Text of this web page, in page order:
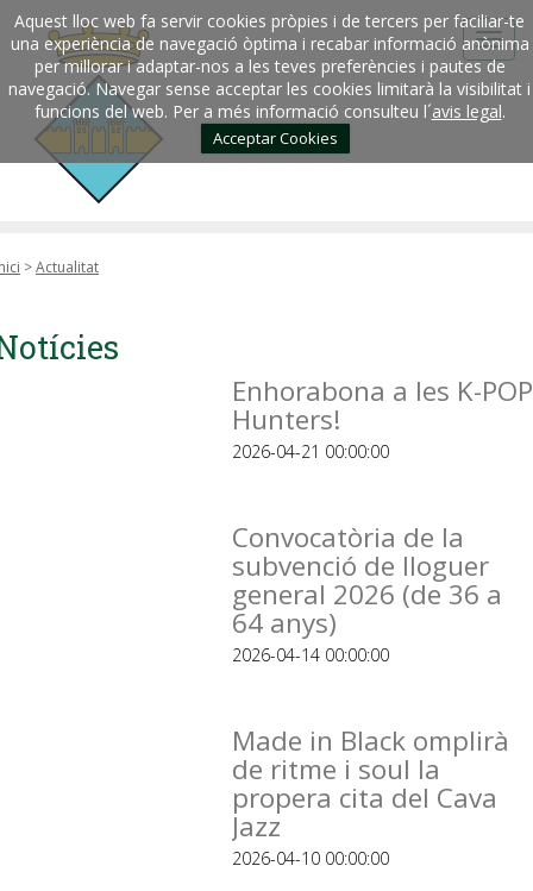
Aquest lloc web fa servir cookies pròpies i de tercers per faciliar-te
una experiència de navegació òptima i recabar informació anònima
per millorar i adaptar-nos a les teves preferències i pautes de
navegació. Navegar sense acceptar les cookies limitarà la visibilitat i
funcions del web. Per a més informació consulteu l´avis legal.
Acceptar Cookies
>Actualitat
Enhorabona a les K-POP
Hunters!
2026-04-21 00:00:00
Convocatòria de la
subvenció de lloguer
general 2026 (de 36 a
64 anys)
2026-04-14 00:00:00
Made in Black omplirà
de ritme i soul la
propera cita del Cava
Jazz
2026-04-10 00:00:00